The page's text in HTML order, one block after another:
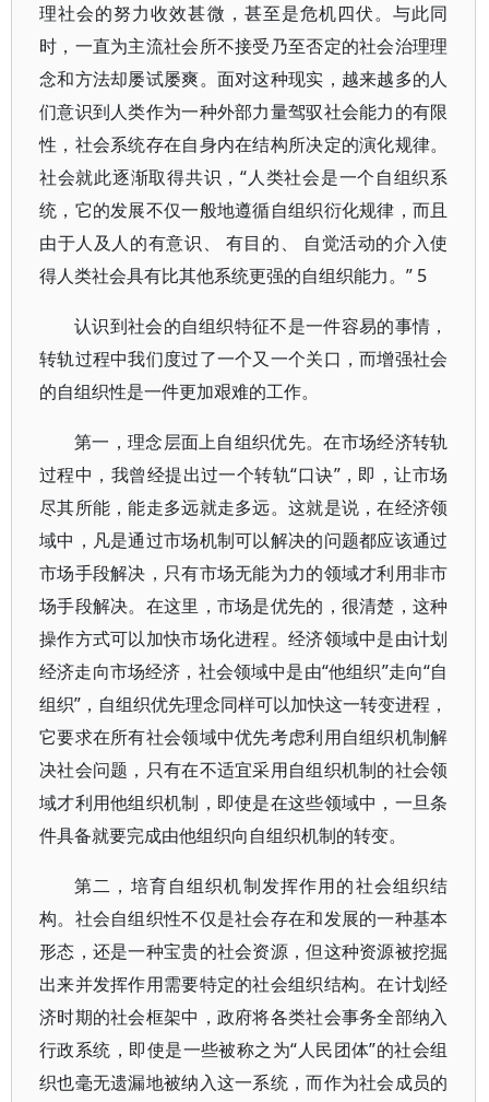
理社会的努力收效甚微，甚至是危机四伏。与此同
时，一直为主流社会所不接受乃至否定的社会治理理
念和方法却屡试屡爽。面对这种现实，越来越多的人
们意识到人类作为一种外部力量驾驭社会能力的有限
性，社会系统存在自身内在结构所决定的演化规律。
社会就此逐渐取得共识，“人类社会是一个自组织系
统，它的发展不仅一般地遵循自组织衍化规律，而且
由于人及人的有意识、 有目的、 自觉活动的介入使
得人类社会具有比其他系统更强的自组织能力。” 5
认识到社会的自组织特征不是一件容易的事情，
转轨过程中我们度过了一个又一个关口，而增强社会
的自组织性是一件更加艰难的工作。
第一，理念层面上自组织优先。在市场经济转轨
过程中，我曾经提出过一个转轨“口诀”，即，让市场
尽其所能，能走多远就走多远。这就是说，在经济领
域中，凡是通过市场机制可以解决的问题都应该通过
市场手段解决，只有市场无能为力的领域才利用非市
场手段解决。在这里，市场是优先的，很清楚，这种
操作方式可以加快市场化进程。经济领域中是由计划
经济走向市场经济，社会领域中是由“他组织”走向“自
组织”，自组织优先理念同样可以加快这一转变进程，
它要求在所有社会领域中优先考虑利用自组织机制解
决社会问题，只有在不适宜采用自组织机制的社会领
域才利用他组织机制，即使是在这些领域中，一旦条
件具备就要完成由他组织向自组织机制的转变。
第二，培育自组织机制发挥作用的社会组织结
构。社会自组织性不仅是社会存在和发展的一种基本
形态，还是一种宝贵的社会资源，但这种资源被挖掘
出来并发挥作用需要特定的社会组织结构。在计划经
济时期的社会框架中，政府将各类社会事务全部纳入
行政系统，即使是一些被称之为“人民团体”的社会组
织也毫无遗漏地被纳入这一系统，而作为社会成员的